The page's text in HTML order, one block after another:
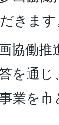
きます
協働推
を通じ
業を